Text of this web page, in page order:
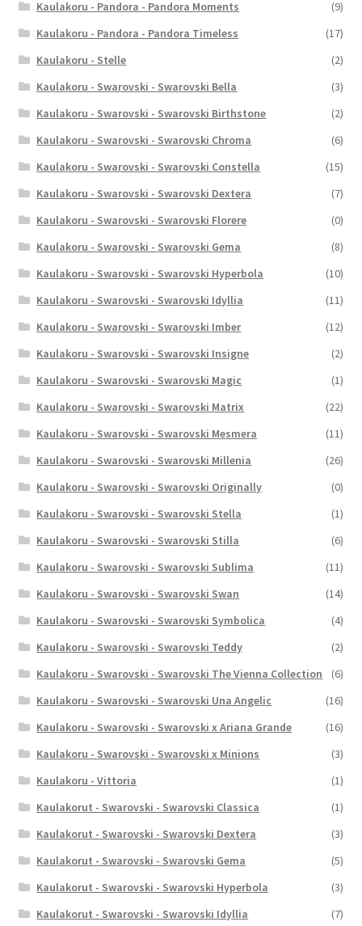
Kaulakoru - Pandora - Pandora Moments
(9)
Kaulakoru - Pandora - Pandora Timeless
(17)
Kaulakoru - Stelle
(2)
Kaulakoru - Swarovski - Swarovski Bella
(3)
Kaulakoru - Swarovski - Swarovski Birthstone
(2)
Kaulakoru - Swarovski - Swarovski Chroma
(6)
Kaulakoru - Swarovski - Swarovski Constella
(15)
Kaulakoru - Swarovski - Swarovski Dextera
(7)
Kaulakoru - Swarovski - Swarovski Florere
(0)
Kaulakoru - Swarovski - Swarovski Gema
(8)
Kaulakoru - Swarovski - Swarovski Hyperbola
(10)
Kaulakoru - Swarovski - Swarovski Idyllia
(11)
Kaulakoru - Swarovski - Swarovski Imber
(12)
Kaulakoru - Swarovski - Swarovski Insigne
(2)
Kaulakoru - Swarovski - Swarovski Magic
(1)
Kaulakoru - Swarovski - Swarovski Matrix
(22)
Kaulakoru - Swarovski - Swarovski Mesmera
(11)
Kaulakoru - Swarovski - Swarovski Millenia
(26)
Kaulakoru - Swarovski - Swarovski Originally
(0)
Kaulakoru - Swarovski - Swarovski Stella
(1)
Kaulakoru - Swarovski - Swarovski Stilla
(6)
Kaulakoru - Swarovski - Swarovski Sublima
(11)
Kaulakoru - Swarovski - Swarovski Swan
(14)
Kaulakoru - Swarovski - Swarovski Symbolica
(4)
Kaulakoru - Swarovski - Swarovski Teddy
(2)
Kaulakoru - Swarovski - Swarovski The Vienna Collection
(6)
Kaulakoru - Swarovski - Swarovski Una Angelic
(16)
Kaulakoru - Swarovski - Swarovski x Ariana Grande
(16)
Kaulakoru - Swarovski - Swarovski x Minions
(3)
Kaulakoru - Vittoria
(1)
Kaulakorut - Swarovski - Swarovski Classica
(1)
Kaulakorut - Swarovski - Swarovski Dextera
(3)
Kaulakorut - Swarovski - Swarovski Gema
(5)
Kaulakorut - Swarovski - Swarovski Hyperbola
(3)
Kaulakorut - Swarovski - Swarovski Idyllia
(7)